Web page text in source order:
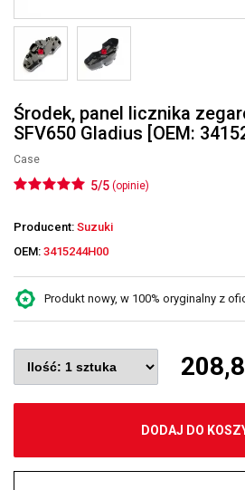
Środek, panel licznika
SFV650 Gladius [OEM:
Case
5/5 (opinie)
Producent: Suzuki
OEM: 3415244H00
Produkt nowy, w 100% oryginalny z
DODAJ DO